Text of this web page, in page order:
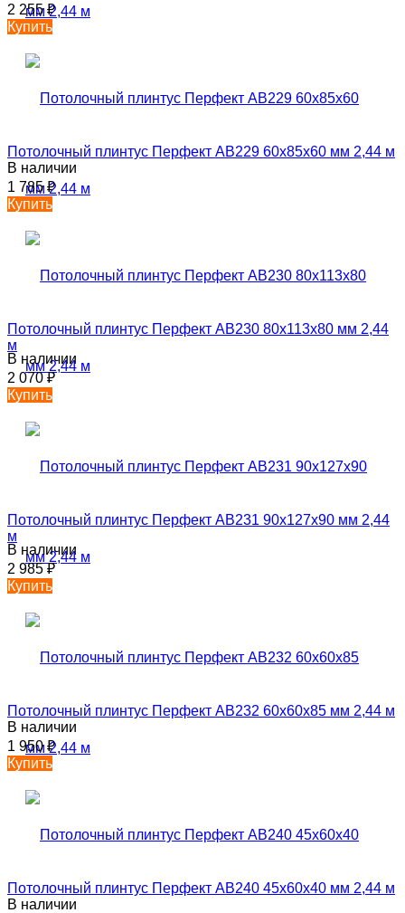
2 255₽
Купить
Потолочный плинтус Перфект AB229 60х85х60 мм 2,44 м
В наличии
1 785₽
Купить
Потолочный плинтус Перфект AB230 80х113х80 мм 2,44
м
В наличии
2 070₽
Купить
Потолочный плинтус Перфект AB231 90х127х90 мм 2,44
м
В наличии
2 985₽
Купить
Потолочный плинтус Перфект AB232 60х60х85 мм 2,44 м
В наличии
1 950₽
Купить
Потолочный плинтус Перфект AB240 45х60х40 мм 2,44 м
В наличии